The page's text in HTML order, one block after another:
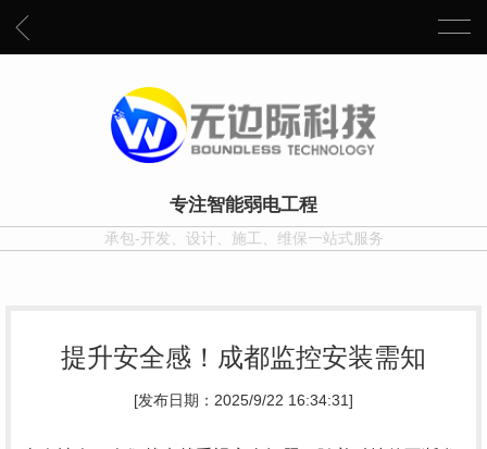
专注智能弱电工程
承包-开发、设计、施工、维保一站式服务
提升安全感！成都监控安装需知
[发布日期：2025/9/22 16:34:31]